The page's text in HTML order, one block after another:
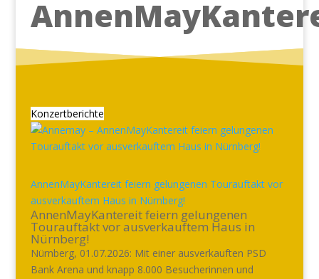
Konzertberichte
AnnenMayKantereit feiern gelungenen Tourauftakt vor
ausverkauftem Haus in Nürnberg!
AnnenMayKantereit feiern gelungenen
Tourauftakt vor ausverkauftem Haus in
Nürnberg!
Nürnberg, 01.07.2026: Mit einer ausverkauften PSD
Bank Arena und knapp 8.000 Besucherinnen und